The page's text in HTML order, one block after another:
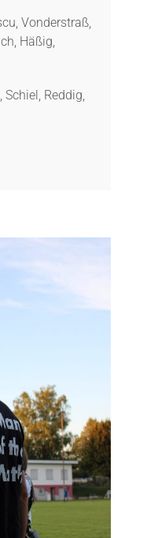
Vonderstraß,
Häßig,
Schiel, Reddig,